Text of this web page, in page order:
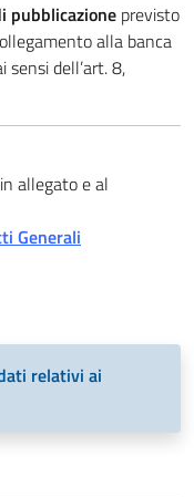
pubblicazione previsto
alla banca
sensi dell’art. 8,
allegato e al
Generali
relativi ai